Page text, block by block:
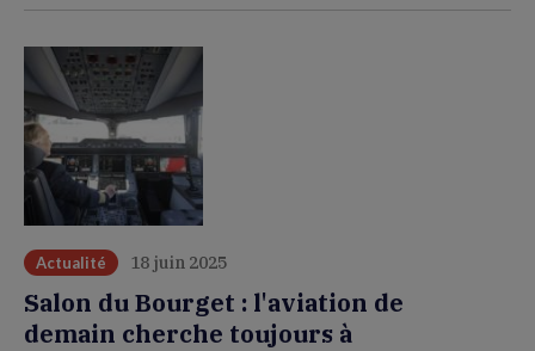
Actualité 18 juin 2025
Salon du Bourget : l'aviation de
demain cherche toujours à